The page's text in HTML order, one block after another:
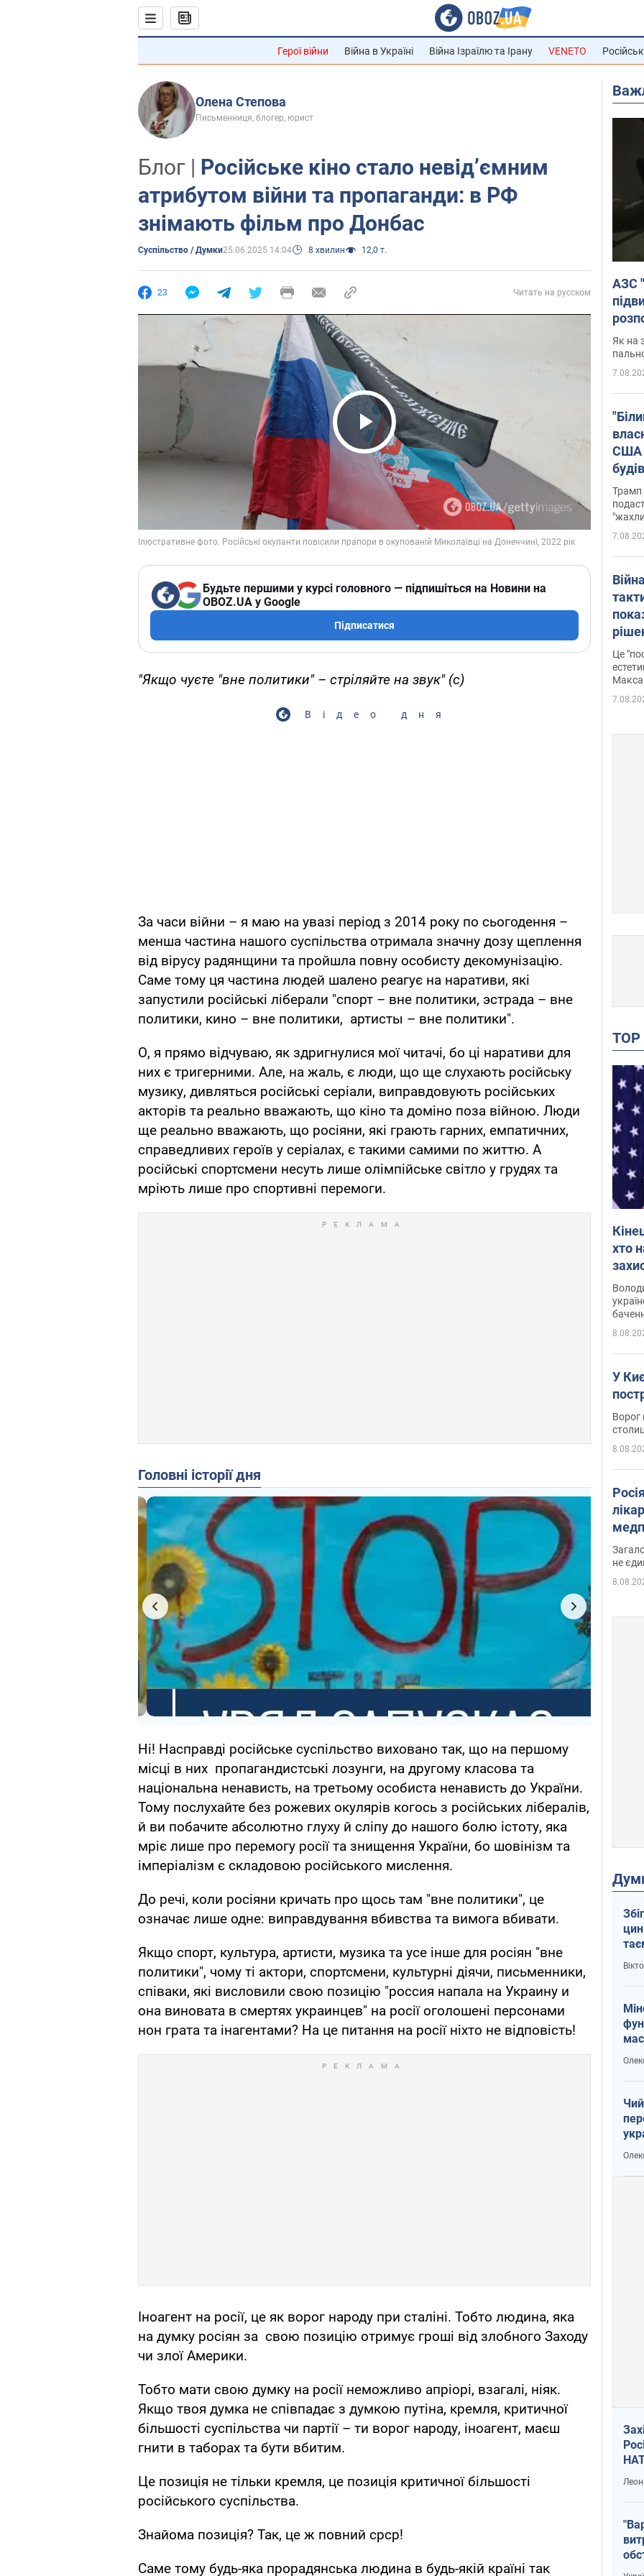
Герої війни Війна в Україні Війна Ізраїлю та Ірану VENETO
Олена Степова
Письменниця, блогер, юрист
Блог | Російське кіно стало невід’ємним
атрибутом війни та пропаганди: в РФ
знімають фільм про Донбас
Суспільство / Думки25.06.2025 14:04 8 хвилин 12,0 т.
23 Читать на русском
Play Video
Будьте першими у курсі головного — підпишіться на Новини на
OBOZ.UA у Google
Підписатися
"Якщо чуєте "вне политики" – стріляйте на звук" (с)
Відео дня
За часи війни – я маю на увазі період з 2014 року по сьогодення –
менша частина нашого суспільства отримала значну дозу щеплення
від вірусу радянщини та пройшла повну особисту декомунізацію.
Саме тому ця частина людей шалено реагує на наративи, які
запустили російські ліберали "спорт – вне политики, эстрада – вне
политики, кино – вне политики, артисты – вне политики".
О, я прямо відчуваю, як здригнулися мої читачі, бо ці наративи для
них є тригерними. Але, на жаль, є люди, що ще слухають російську
музику, дивляться російські серіали, виправдовують російських
акторів та реально вважають, що кіно та доміно поза війною. Люди
ще реально вважають, що росіяни, які грають гарних, емпатичних,
справедливих героїв у серіалах, є такими самими по життю. А
російські спортсмени несуть лише олімпійське світло у грудях та
мріють лише про спортивні перемоги.
Головні історії дня
Ні! Насправді російське суспільство виховано так, що на першому
місці в них пропагандистські лозунги, на другому класова та
національна ненависть, на третьому особиста ненависть до України.
Тому послухайте без рожевих окулярів когось з російських лібералів,
й ви побачите абсолютно глуху й сліпу до нашого болю істоту, яка
мріє лише про перемогу росії та знищення України, бо шовінізм та
імперіалізм є складовою російського мислення.
До речі, коли росіяни кричать про щось там "вне политики", це
означає лише одне: виправдування вбивства та вимога вбивати.
Якщо спорт, культура, артисти, музика та усе інше для росіян "вне
политики", чому ті актори, спортсмени, культурні діячи, письменники,
співаки, які висловили свою позицію "россия напала на Украину и
она виновата в смертях украинцев" на росії оголошені персонами
нон грата та інагентами? На це питання на росії ніхто не відповість!
Іноагент на росії, це як ворог народу при сталіні. Тобто людина, яка
на думку росіян за свою позицію отримує гроші від злобного Заходу
чи злої Америки.
Тобто мати свою думку на росії неможливо апріорі, взагалі, ніяк.
Якщо твоя думка не співпадає з думкою путіна, кремля, критичної
більшості суспільства чи партії – ти ворог народу, іноагент, маєш
гнити в таборах та бути вбитим.
Це позиція не тільки кремля, це позиція критичної більшості
російського суспільства.
Знайома позиція? Так, це ж повний срср!
Саме тому будь-яка прорадянська людина в будь-якій країні так
АЗС
Як на
США
зали
Трамп
Фото
Це
хто
у
У
Ворог
не
і